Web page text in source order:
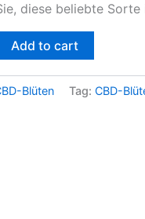
diese beliebte
Add to cart
Blüten Tag: CBD-